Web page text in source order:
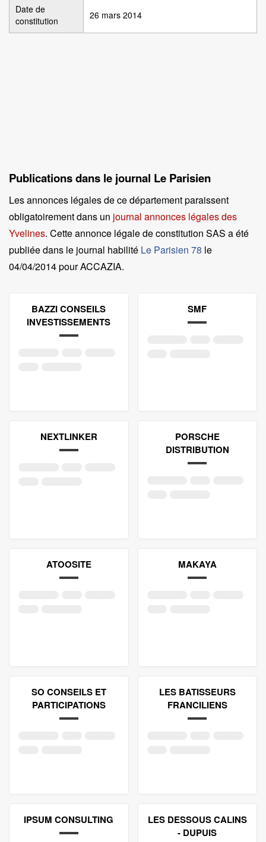
Date de
constitution
26 mars 2014
Publications dans le journal Le Parisien
Les annonces légales de ce département paraissent
obligatoirement dans un journal annonces légales des
Yvelines. Cette annonce légale de constitution SAS a été
publiée dans le journal habilité Le Parisien 78 le
04/04/2014 pour ACCAZIA.
BAZZI CONSEILS
INVESTISSEMENTS
SMF
NEXTLINKER
PORSCHE
DISTRIBUTION
ATOOSITE MAKAYA
SO CONSEILS ET
PARTICIPATIONS
LES BATISSEURS
FRANCILIENS
IPSUM CONSULTING
LES DESSOUS CALINS
- DUPUIS